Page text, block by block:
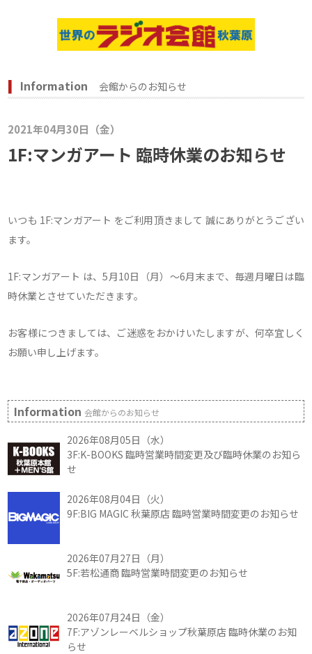
Information 会館からのお知らせ
2021年04月30日（金）
1F:マンガアート 臨時休業のお知らせ
いつも 1F:マンガアート をご利用頂きまして 誠にありがとうござい
ます。
1F:マンガアート は、5月10日（月）～6月末まで、毎週月曜日は臨
時休業とさせていただきます。
お客様につきましては、ご迷惑をおかけいたしますが、何卒宜しく
お願い申し上げます。
Information会館からのお知らせ
2026年08月05日（水）
3F:K-BOOKS 臨時営業時間変更及び臨時休業のお知ら
せ
2026年08月04日（火）
9F:BIG MAGIC 秋葉原店 臨時営業時間変更のお知らせ
2026年07月27日（月）
5F:若松通商 臨時営業時間変更のお知らせ
2026年07月24日（金）
7F:アゾンレーベルショップ秋葉原店 臨時休業のお知
らせ